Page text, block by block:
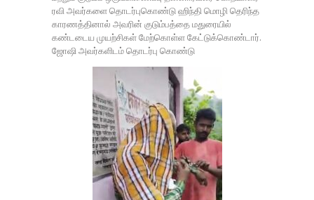
ரவி அவர்களை தொடர்புகொண்டு ஹிந்தி மொழி தெரிந்த
காரணத்தினால் அவரின் குடும்பத்தை மதுரையில்
கண்டடைய முயற்சிகள் மேற்கொள்ள கேட்டுக்கொண்டார்.
ஜோஷி அவர்களிடம் தொடர்பு கொண்டு